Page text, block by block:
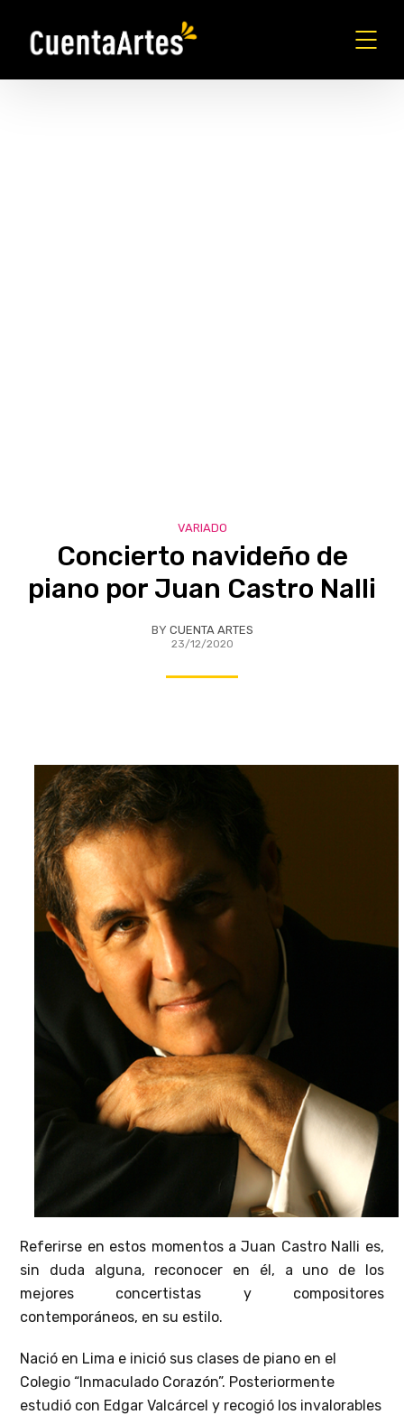
VARIADO
Concierto navideño de
piano por Juan Castro Nalli
BY CUENTA ARTES
23/12/2020
Referirse en estos momentos a Juan Castro Nalli es,
sin duda alguna, reconocer en él, a uno de los
mejores concertistas y compositores
contemporáneos, en su estilo.
Nació en Lima e inició sus clases de piano en el
Colegio “Inmaculado Corazón”. Posteriormente
estudió con Edgar Valcárcel y recogió los invalorables